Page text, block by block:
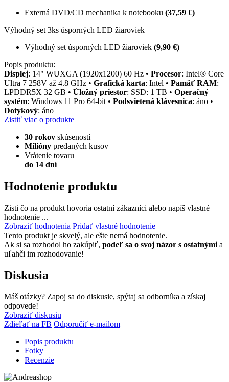
Externá DVD/CD mechanika k notebooku (37,59 €)
Výhodný set 3ks úsporných LED žiaroviek
Výhodný set úsporných LED žiaroviek (9,90 €)
Popis produktu:
Displej: 14" WUXGA (1920x1200) 60 Hz • Procesor: Intel® Core
Ultra 7 258V až 4.8 GHz • Grafická karta: Intel • Pamäť RAM:
LPDDR5X 32 GB • Úložný priestor: SSD: 1 TB • Operačný
systém: Windows 11 Pro 64-bit • Podsvietená klávesnica: áno •
Dotykový: áno
Zistiť viac o produkte
30 rokov skúseností
Milióny predaných kusov
Vrátenie tovaru
do 14 dní
Hodnotenie produktu
Zisti čo na produkt hovoria ostatní zákazníci alebo napíš vlastné
hodnotenie ...
Zobraziť hodnotenia Pridať vlastné hodnotenie
Tento produkt je skvelý, ale ešte nemá hodnotenie.
Ak si sa rozhodol ho zakúpiť, podeľ sa o svoj názor s ostatnými a
uľahči im rozhodovanie!
Diskusia
Máš otázky? Zapoj sa do diskusie, spýtaj sa odborníka a získaj
odpovede!
Zobraziť diskusiu
Zdieľať na FB Odporučiť e-mailom
Popis produktu
Fotky
Recenzie